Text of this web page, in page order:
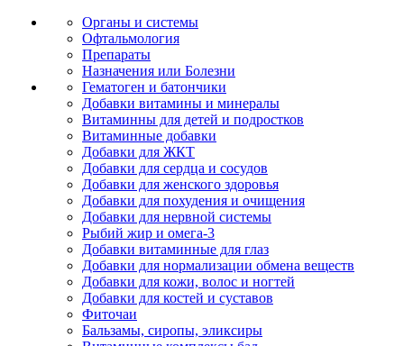
Органы и системы
Офтальмология
Препараты
Назначения или Болезни
Гематоген и батончики
Добавки витамины и минералы
Витаминны для детей и подростков
Витаминные добавки
Добавки для ЖКТ
Добавки для сердца и сосудов
Добавки для женского здоровья
Добавки для похудения и очищения
Добавки для нервной системы
Рыбий жир и омега-3
Добавки витаминные для глаз
Добавки для нормализации обмена веществ
Добавки для кожи, волос и ногтей
Добавки для костей и суставов
Фиточаи
Бальзамы, сиропы, эликсиры